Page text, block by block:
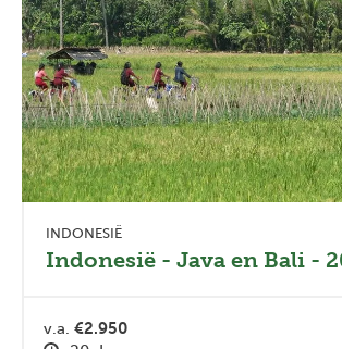
INDONESIË
Indonesië - Java en Bali -
v.a. €2.950